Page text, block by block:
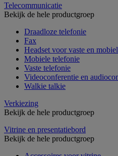
Telecommunicatie
Bekijk de hele productgroep
Draadloze telefonie
Fax
Headset voor vaste en
Mobiele telefonie
Vaste telefonie
Videoconferentie en
Walkie talkie
Verkiezing
Bekijk de hele productgroep
Vitrine en presentatiebord
Bekijk de hele productgroep